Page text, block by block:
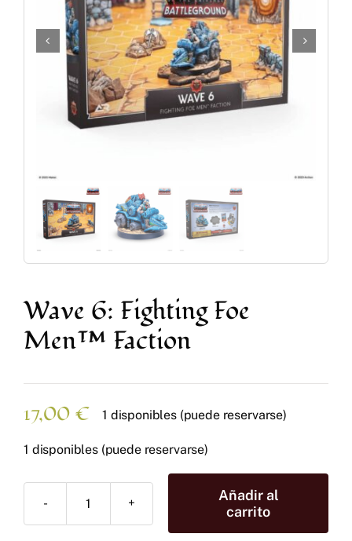
Accesorios y Hobby
Juegos de Mesa
Cartas Coleccionables
Wave 6: Fighting Foe
Men™ Faction
17,00 € 1 disponibles (puede reservarse)
1 disponibles (puede reservarse)
Wave
6:
Añadir al
carrito